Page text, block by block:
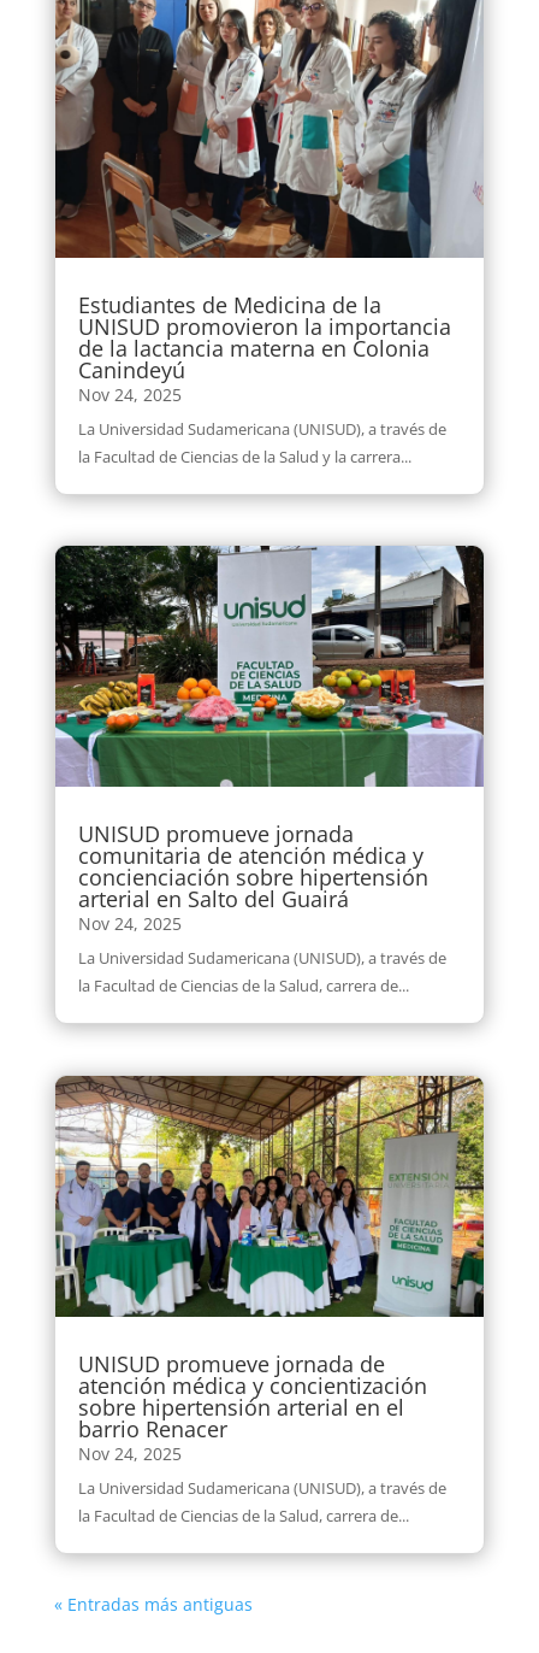
Estudiantes de Medicina de la
UNISUD promovieron la importancia
de la lactancia materna en Colonia
Canindeyú
Nov 24, 2025
La Universidad Sudamericana (UNISUD), a través de
la Facultad de Ciencias de la Salud y la carrera...
UNISUD promueve jornada
comunitaria de atención médica y
concienciación sobre hipertensión
arterial en Salto del Guairá
Nov 24, 2025
La Universidad Sudamericana (UNISUD), a través de
la Facultad de Ciencias de la Salud, carrera de...
UNISUD promueve jornada de
atención médica y concientización
sobre hipertensión arterial en el
barrio Renacer
Nov 24, 2025
La Universidad Sudamericana (UNISUD), a través de
la Facultad de Ciencias de la Salud, carrera de...
« Entradas más antiguas